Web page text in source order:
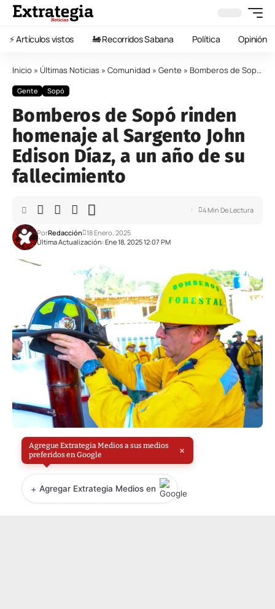
⚡️ Artículos vistos 🚂 Recorridos Sabana Política Opinión
Inicio » Últimas Noticias » Comunidad » Gente » Bomberos de Sopó rinden homenaje al Sargento John Edison Díaz, a un año de su fallecimiento
Gente Sopó
Bomberos de Sopó rinden
homenaje al Sargento John
Edison Díaz, a un año de su
fallecimiento
Última Actualización: Ene 18, 2025 12:07 PM
PorRedacción 18 Enero, 2025
4 Min De Lectura
Agregue Extrategia Medios a sus medios
preferidos en Google
×
+ Agregar Extrategia Medios en